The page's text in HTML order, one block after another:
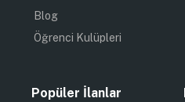
Blog
Öğrenci Kulüpleri
Popüler İlanlar